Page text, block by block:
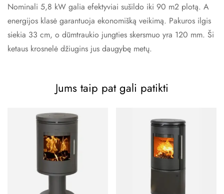
Nominali 5,8 kW galia efektyviai sušildo iki 90 m2 plotą. A
energijos klasė garantuoja ekonomišką veikimą. Pakuros ilgis
siekia 33 cm, o dūmtraukio jungties skersmuo yra 120 mm. Ši
ketaus krosnelė džiugins jus daugybę metų.
Jums taip pat gali patikti